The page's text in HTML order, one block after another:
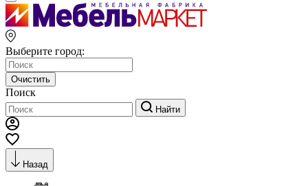
Выберите город:
Очистить
Поиск
Найти
Назад